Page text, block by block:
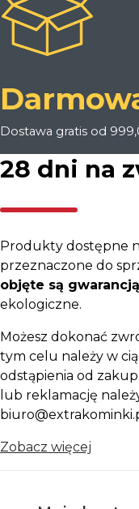
Dostawa gratis od
28 dni na
Produkty dostępne
przeznaczone do
objęte są gwarancją
ekologiczne.
Możesz dokonać
tym celu należy w
odstąpienia od
lub reklamację
Zobacz więcej
Linki w stopce